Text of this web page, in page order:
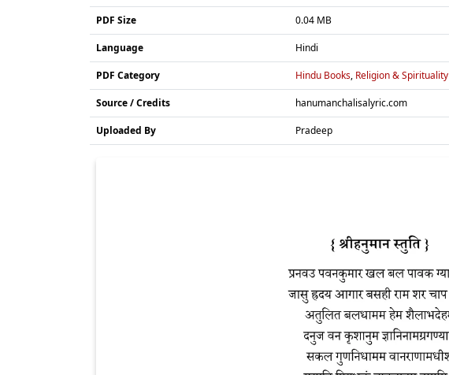
PDF Size 0.04 MB
Language Hindi
PDF Category Hindu Books, Religion & Spirituality
Source / Credits hanumanchalisalyric.com
Uploaded By Pradeep